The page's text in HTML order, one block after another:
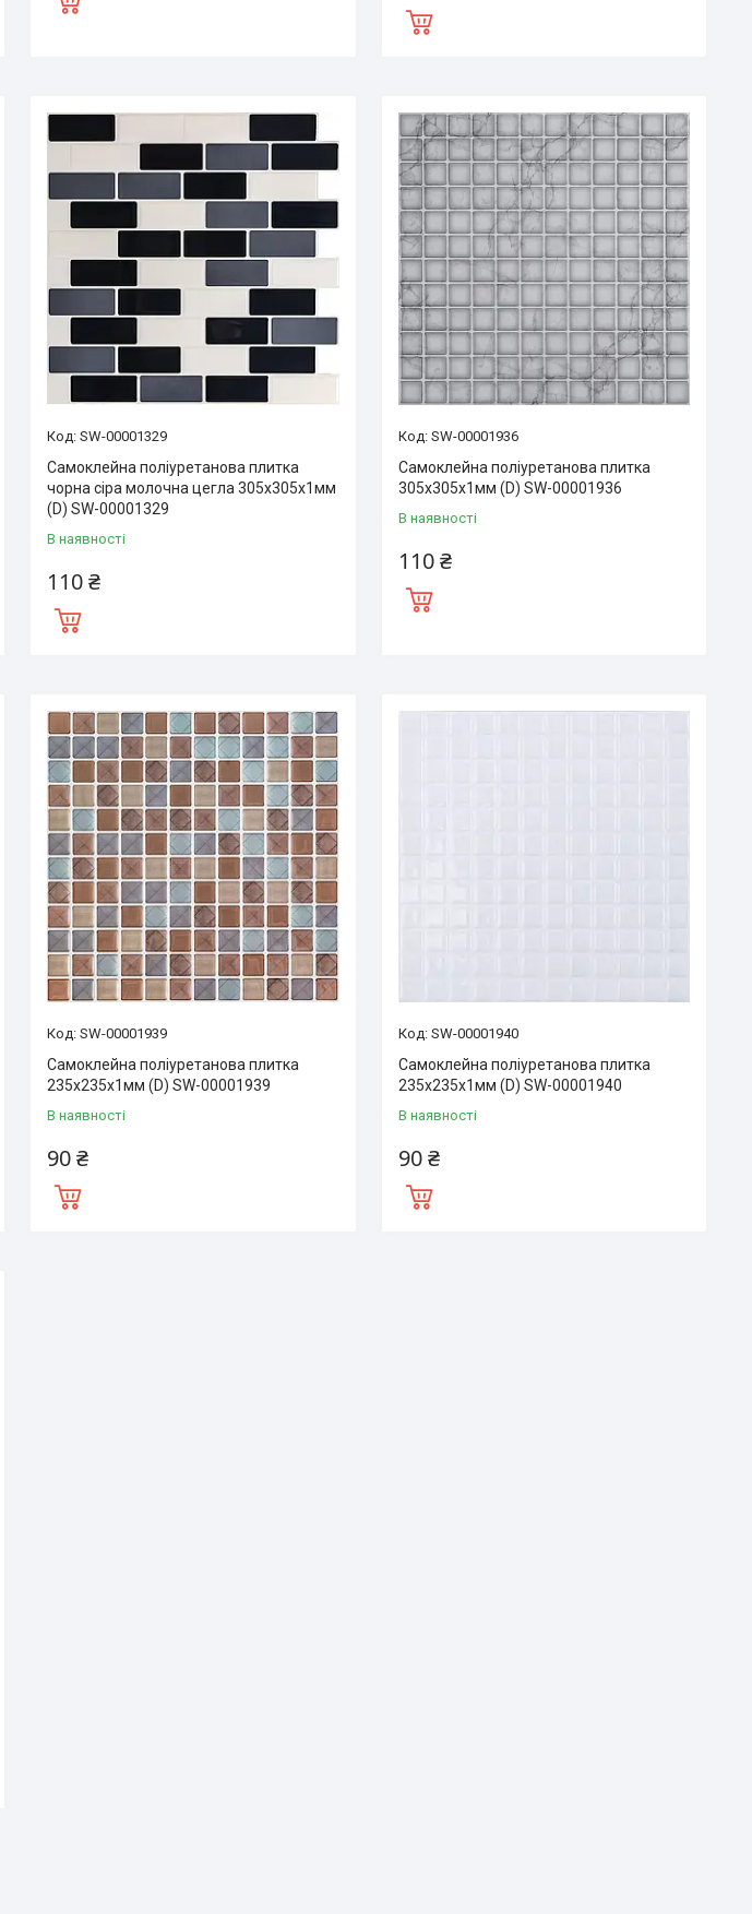
SW-00001329
Самоклейна поліуретанова плитка
чорна сіра молочна цегла 305х305х1мм
(D) SW-00001329
В наявності
110 ₴
SW-00001936
Самоклейна поліуретанова плитка
305х305х1мм (D) SW-00001936
В наявності
110 ₴
SW-00001939
Самоклейна поліуретанова плитка
235х235х1мм (D) SW-00001939
В наявності
90 ₴
SW-00001940
Самоклейна поліуретанова плитка
235х235х1мм (D) SW-00001940
В наявності
90 ₴